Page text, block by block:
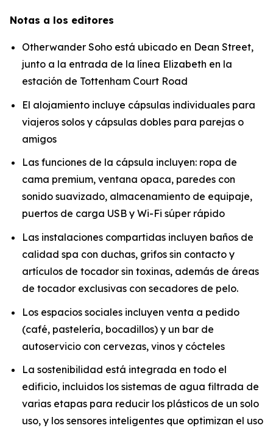
Notas a los editores
Otherwander Soho está ubicado en Dean Street,
junto a la entrada de la línea Elizabeth en la
estación de Tottenham Court Road
El alojamiento incluye cápsulas individuales para
viajeros solos y cápsulas dobles para parejas o
amigos
Las funciones de la cápsula incluyen: ropa de
cama premium, ventana opaca, paredes con
sonido suavizado, almacenamiento de equipaje,
puertos de carga USB y Wi-Fi súper rápido
Las instalaciones compartidas incluyen baños de
calidad spa con duchas, grifos sin contacto y
artículos de tocador sin toxinas, además de áreas
de tocador exclusivas con secadores de pelo.
Los espacios sociales incluyen venta a pedido
(café, pastelería, bocadillos) y un bar de
autoservicio con cervezas, vinos y cócteles
La sostenibilidad está integrada en todo el
edificio, incluidos los sistemas de agua filtrada de
varias etapas para reducir los plásticos de un solo
uso, y los sensores inteligentes que optimizan el uso